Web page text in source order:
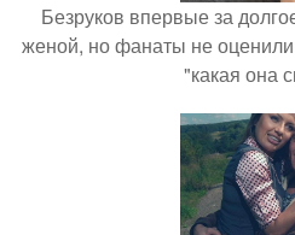
Безруков впервые за
женой, но фанаты не
"какая она